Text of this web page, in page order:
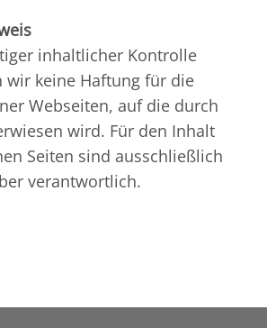
inhaltlicher Kontrolle
wir keine Haftung für die
Webseiten, auf die durch
wird. Für den Inhalt
Seiten sind ausschließlich
verantwortlich.